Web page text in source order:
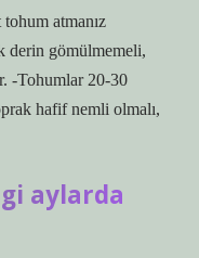
tohum atmanız
derin gömülmemeli,
-Tohumlar 20-30
hafif nemli olmalı,
aylarda